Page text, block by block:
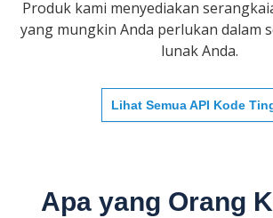
Produk kami menyediakan
yang mungkin Anda perlukan dalam
lunak Anda.
Lihat Semua API Kode
Apa yang Orang